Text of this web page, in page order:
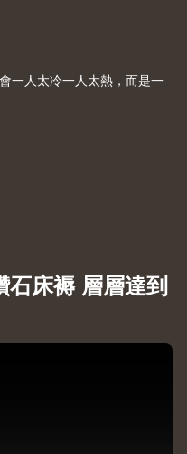
一人太冷一人太熱，而是一
床褥 層層達到